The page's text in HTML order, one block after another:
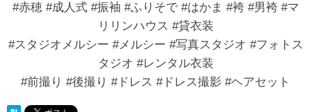
#赤穂 #成人式 #振袖 #ふりそで #はかま #袴 #男袴 #マ
リリンハウス #貸衣装
#スタジオメルシー #メルシー #写真スタジオ #フォトス
タジオ #レンタル衣装
#前撮り #後撮り #ドレス #ドレス撮影 #ヘアセット